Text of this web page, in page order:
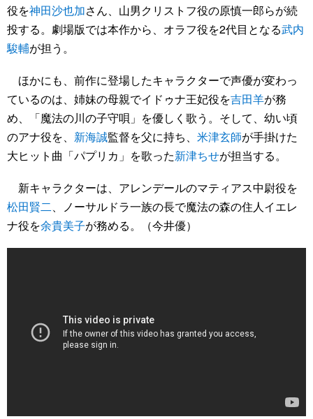
役を神田沙也加さん、山男クリストフ役の原慎一郎らが続
投する。劇場版では本作から、オラフ役を2代目となる武内
駿輔が担う。
ほかにも、前作に登場したキャラクターで声優が変わっ
ているのは、姉妹の母親でイドゥナ王妃役を吉田羊が務
め、「魔法の川の子守唄」を優しく歌う。そして、幼い頃
のアナ役を、 新海誠監督を父に持ち、 米津玄師が手掛けた
大ヒット曲「パプリカ」を歌った新津ちせが担当する。
新キャラクターは、アレンデールのマティアス中尉役を
松田賢二、ノーサルドラ一族の長で魔法の森の住人イエレ
ナ役を余貴美子が務める。（今井優）